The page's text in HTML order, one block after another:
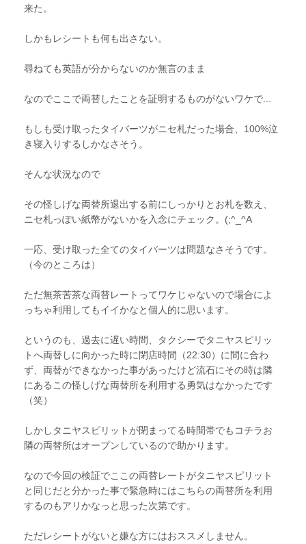
来た。
しかもレシートも何も出さない。
尋ねても英語が分からないのか無言のまま
なのでここで両替したことを証明するものがないワケで...
もしも受け取ったタイバーツがニセ札だった場合、100%泣
き寝入りするしかなさそう。
そんな状況なので
その怪しげな両替所退出する前にしっかりとお札を数え、
ニセ札っぽい紙幣がないかを入念にチェック。(;^_^A
一応、受け取った全てのタイバーツは問題なさそうです。
（今のところは）
ただ無茶苦茶な両替レートってワケじゃないので場合によ
っちゃ利用してもイイかなと個人的に思います。
というのも、過去に遅い時間、タクシーでタニヤスピリッ
トへ両替しに向かった時に閉店時間（22:30）に間に合わ
ず、両替ができなかった事があったけど流石にその時は隣
にあるこの怪しげな両替所を利用する勇気はなかったです
（笑）
しかしタニヤスピリットが閉まってる時間帯でもコチラお
隣の両替所はオープンしているので助かります。
なので今回の検証でここの両替レートがタニヤスピリット
と同じだと分かった事で緊急時にはこちらの両替所を利用
するのもアリかなっと思った次第です。
ただレシートがないと嫌な方にはおススメしません。